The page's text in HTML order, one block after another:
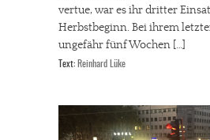
vertue, war es ihr dritter
Herbstbeginn. Bei ihrem
ungefähr fünf Wochen […]
Text: Reinhard Lüke